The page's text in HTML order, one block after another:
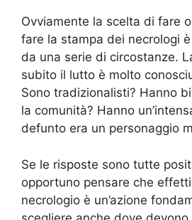
Ovviamente la scelta di fare
fare la stampa dei necrologi
da una serie di circostanze.
subito il lutto è molto
Sono tradizionalisti? Hanno
la comunità? Hanno
defunto era un personaggio
Se le risposte sono tutte
opportuno pensare che
necrologio è un’azione